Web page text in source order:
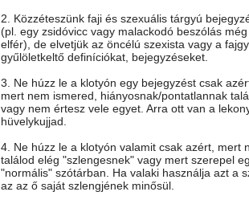
2. Közzéteszünk faji és szexuális tárgyú
(pl. egy zsidóvicc vagy malackodó beszólás még
elfér), de elvetjük az öncélú szexista vagy a
gyűlöletkeltő definíciókat, bejegyzéseket.
3. Ne húzz le a klotyón egy bejegyzést csak
mert nem ismered, hiányosnak/pontatlannak
vagy nem értesz vele egyet. Arra ott van a
hüvelykujjad.
4. Ne húzz le a klotyón valamit csak azért, mert
találod elég "szlengesnek" vagy mert szerepel
"normális" szótárban. Ha valaki használja azt a
az az ő saját szlengjének minősül.